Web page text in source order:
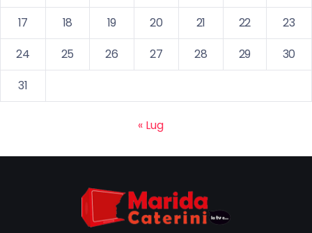
17
18 19 20 21 22
23
24
25 26 27 28 29
30
31
« Lug